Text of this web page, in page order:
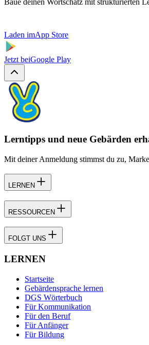
Laden imApp Store
Jetzt beiGoogle Play
Lerntipps und neue Gebärden
Mit deiner Anmeldung stimmst du zu,
LERNEN
RESSOURCEN
FOLGT UNS
LERNEN
Startseite
Gebärdensprache lernen
DGS Wörterbuch
Für Kommunikation
Für den Beruf
Für Anfänger
Für Bildung